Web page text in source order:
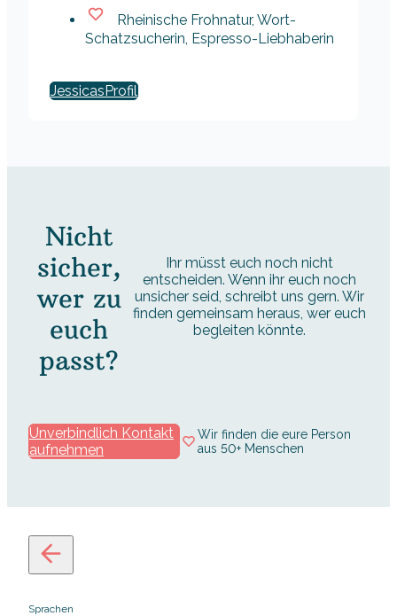
Rheinische Frohnatur, Wort-
Schatzsucherin, Espresso-Liebhaberin
Jessicas
Nicht
sicher,
wer zu
euch
passt?
Ihr müsst euch noch nicht
entscheiden. Wenn ihr euch noch
unsicher seid, schreibt uns gern. Wir
finden gemeinsam heraus, wer euch
begleiten könnte.
Unverbindlich Kontakt
aufnehmen
Wir finden die eure Person
aus 50+ Menschen
Sprachen